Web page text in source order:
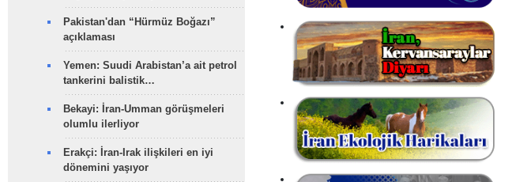
Pakistan'dan “Hürmüz Boğazı”
açıklaması
Yemen: Suudi Arabistan’a ait petrol
tankerini balistik…
Bekayi: İran-Umman görüşmeleri
olumlu ilerliyor
Erakçi: İran-Irak ilişkileri en iyi
dönemini yaşıyor